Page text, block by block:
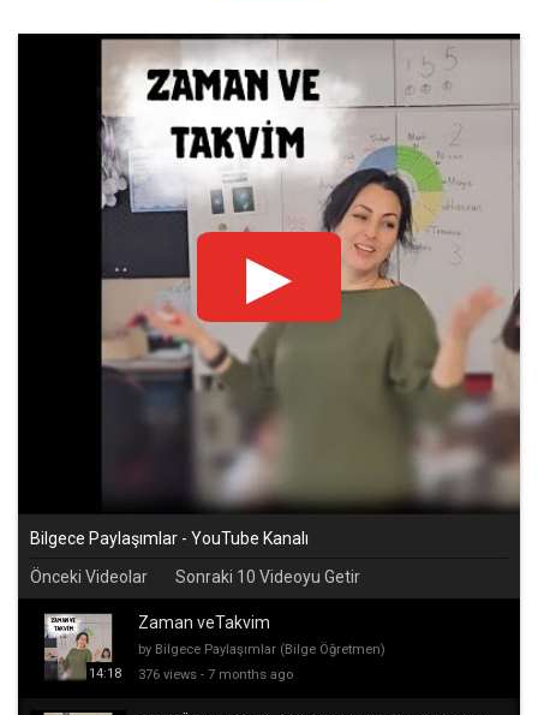
Bilgece Paylaşımlar - YouTube Kanalı
Önceki Videolar
Sonraki 10 Videoyu Getir
14:18
Zaman veTakvim
by Bilgece Paylaşımlar (Bilge Öğretmen)
376 views - 7 months ago